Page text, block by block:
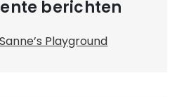
berichten
Playground